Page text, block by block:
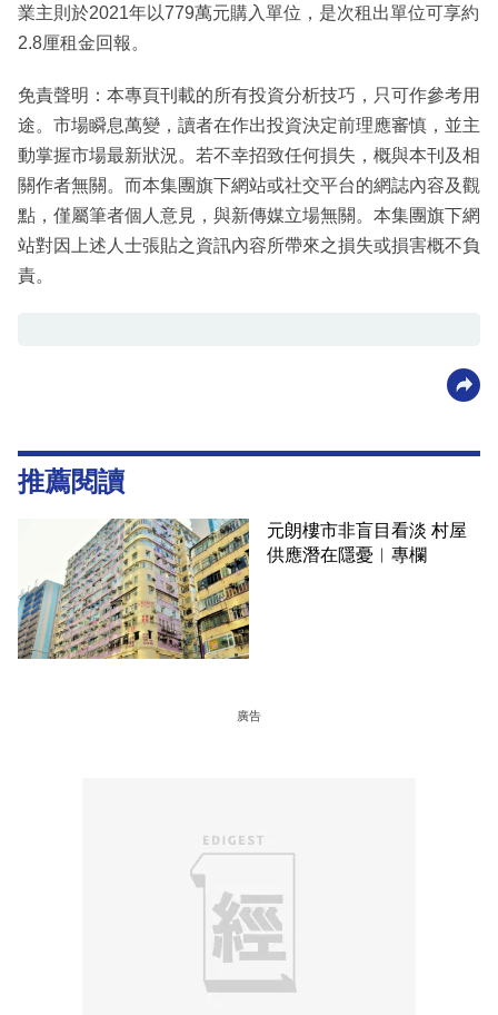
業主則於2021年以779萬元購入單位，是次租出單位可享約
2.8厘租金回報。
免責聲明：本專頁刊載的所有投資分析技巧，只可作參考用
途。市場瞬息萬變，讀者在作出投資決定前理應審慎，並主
動掌握市場最新狀況。若不幸招致任何損失，概與本刊及相
關作者無關。而本集團旗下網站或社交平台的網誌內容及觀
點，僅屬筆者個人意見，與新傳媒立場無關。本集團旗下網
站對因上述人士張貼之資訊內容所帶來之損失或損害概不負
責。
推薦閱讀
元朗樓市非盲目看淡 村屋
供應潛在隱憂︳專欄
廣告